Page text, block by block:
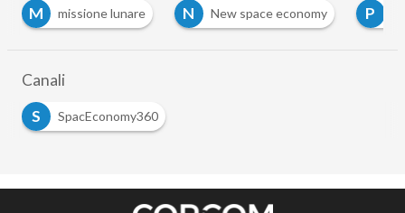
missione lunare N New space economy P
Canali
S
SpacEconomy360